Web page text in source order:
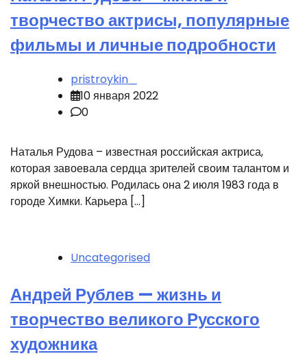
творчество актрисы, популярные
фильмы и личные подробности
pristroykin_
10 января 2022
0
Наталья Рудова – известная российская актриса,
которая завоевала сердца зрителей своим талантом и
яркой внешностью. Родилась она 2 июля 1983 года в
городе Химки. Карьера […]
Uncategorised
Андрей Рублев — жизнь и
творчество великого Русского
художника